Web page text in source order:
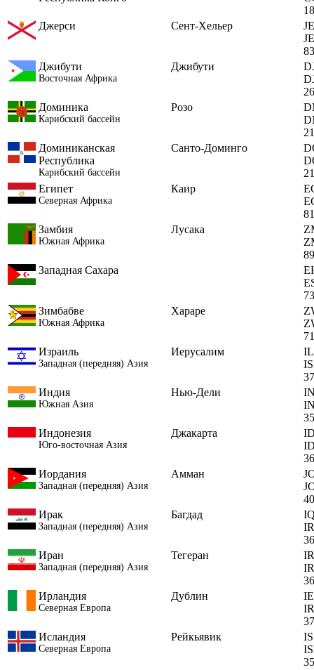
Джерси
Сент-Хельер
JE
Джибути
Восточная Африка
Джибути
Доминика
Карибский бассейн
Розо
Доминиканская
Республика
Карибский бассейн
Санто-Доминго
Египет
Северная Африка
Каир
Замбия
Южная Африка
Лусака
Западная Сахара
Зимбабве
Южная Африка
Хараре
Израиль
Западная (передняя) Азия
Иерусалим
IL
Индия
Южная Азия
Нью-Дели
Индонезия
Юго-восточная Азия
Джакарта
Иордания
Западная (передняя) Азия
Амман
Ирак
Западная (передняя) Азия
Багдад
Иран
Западная (передняя) Азия
Тегеран
IR
Ирландия
Северная Европа
Дублин
IE
Исландия
Северная Европа
Рейкьявик
IS